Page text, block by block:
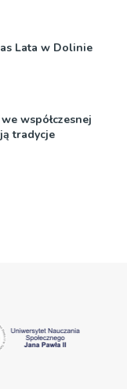
Lata w Dolinie
współczesnej
tradycje